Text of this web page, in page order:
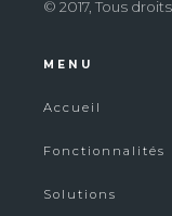
© 2017, Tous
MENU
Accueil
Fonctionnalités
Solutions